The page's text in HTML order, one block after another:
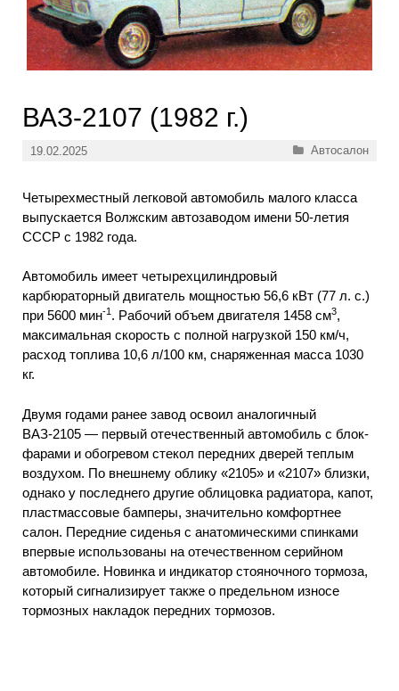
ВАЗ-2107 (1982 г.)
19.02.2025 Рубрики
Автосалон
Четырехместный легковой автомобиль малого класса
выпускается Волжским автозаводом имени 50-летия
СССР с 1982 года.
Автомобиль имеет четырехцилиндровый
карбюраторный двигатель мощностью 56,6 кВт (77 л. с.)
при 5600 мин-1 . Рабочий объем двигателя 1458 см3,
максимальная скорость с полной нагрузкой 150 км/ч,
расход топлива 10,6 л/100 км, снаряженная масса 1030
кг.
Двумя годами ранее завод освоил аналогичный
ВАЗ-2105 — первый отечественный автомобиль с блок-
фарами и обогревом стекол передних дверей теплым
воздухом. По внешнему облику «2105» и «2107» близки,
однако у последнего другие облицовка радиатора, капот,
пластмассовые бамперы, значительно комфортнее
салон. Передние сиденья с анатомическими спинками
впервые использованы на отечественном серийном
автомобиле. Новинка и индикатор стояночного тормоза,
который сигнализирует также о предельном износе
тормозных накладок передних тормозов.